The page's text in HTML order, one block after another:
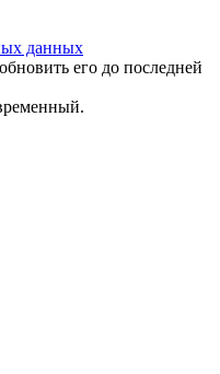
данных
его до последней